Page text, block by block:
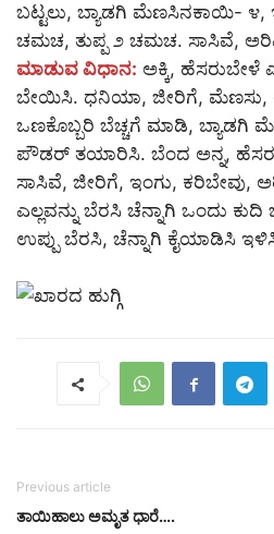
ಬಟ್ಟಲು, ಬ್ಯಾಡಗಿ ಮೆಣಸಿನಕಾಯಿ- ೪,
ಚಮಚ, ತುಪ್ಪ ೨ ಚಮಚ. ಸಾಸಿವೆ,
ಮಾಡುವ ವಿಧಾನ: ಅಕ್ಕಿ, ಹೆಸರುಬೇಳೆ
ಬೇಯಿಸಿ. ಧನಿಯಾ, ಜೀರಿಗೆ, ಮೆಣಸು,
ಒಣಕೊಬ್ಬರಿ ಬೆಚ್ಚಗೆ ಮಾಡಿ, ಬ್ಯಾಡಗಿ
ಪೌಡರ್ ತಯಾರಿಸಿ. ಬೆಂದ ಅನ್ನ,
ಸಾಸಿವೆ, ಜೀರಿಗೆ, ಇಂಗು, ಕರಿಬೇವು,
ಎಲ್ಲವನ್ನು ಬೆರಸಿ ಚೆನ್ನಾಗಿ ಒಂದು
ಉಪ್ಪು ಬೆರಸಿ, ಚೆನ್ನಾಗಿ ಕೈಯಾಡಿಸಿ
Previous article
ತಾಯಿಹಾಲು ಅಮೃತ ಧಾರೆ….